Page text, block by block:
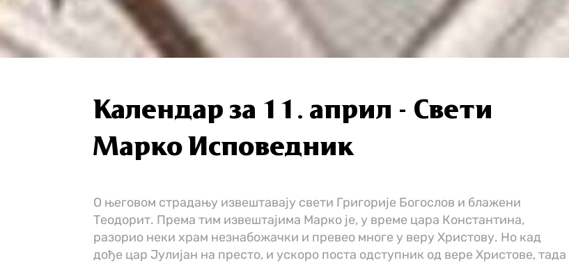
Календар за 11. април - Свети
Марко Исповедник
О његовом страдању извештавају свети Григорије Богослов и блажени
Теодорит. Према тим извештајима Марко је, у време цара Константина,
разорио неки храм незнабожачки и превео многе у веру Христову. Но кад
дође цар Јулијан на престо, и ускоро поста одступник од вере Христове, тада